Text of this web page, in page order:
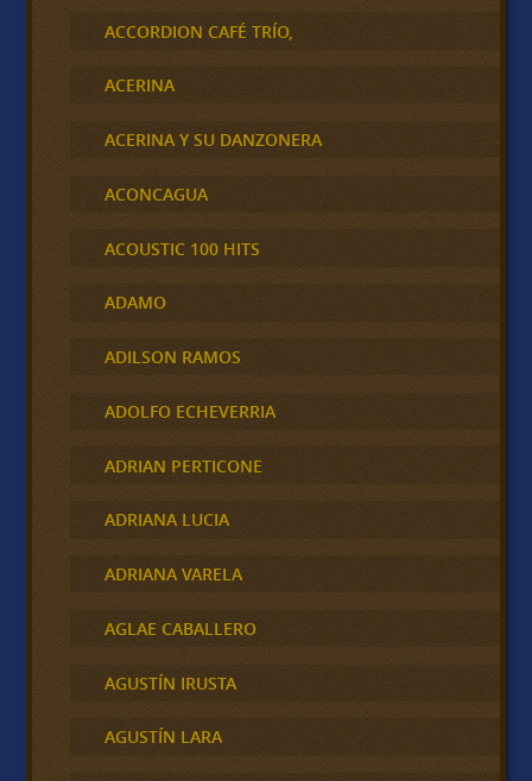
ACCORDION CAFÉ TRÍO,
ACERINA
ACERINA Y SU DANZONERA
ACONCAGUA
ACOUSTIC 100 HITS
ADAMO
ADILSON RAMOS
ADOLFO ECHEVERRIA
ADRIAN PERTICONE
ADRIANA LUCIA
ADRIANA VARELA
AGLAE CABALLERO
AGUSTÍN IRUSTA
AGUSTÍN LARA